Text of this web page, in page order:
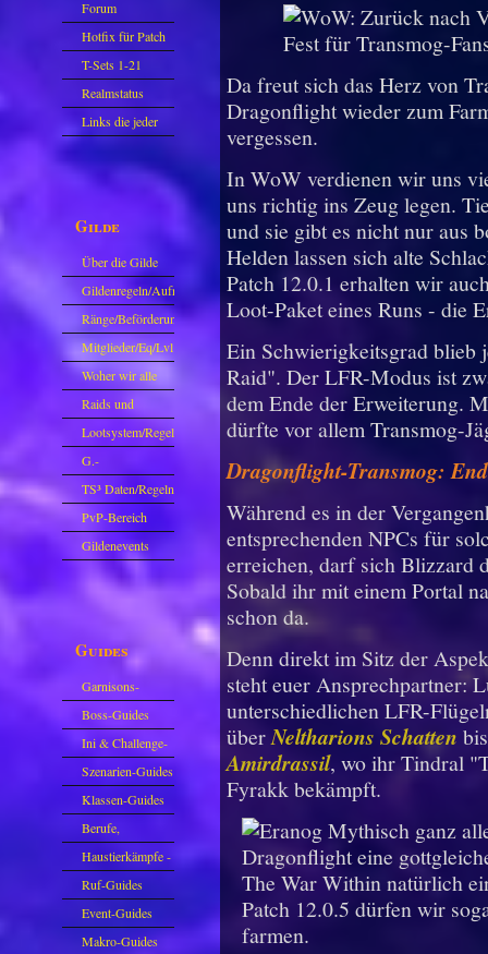
Forum
Hotfix für Patch
11.X
T-Sets 1-21
Realmstatus
Links die jeder
Oder nicht?
Gilde
Über die Gilde
(DAW)
Gildenregeln/Aufnahme
Ränge/Beförderungen
Mitglieder/Eq/Lvl
Woher wir alle
kommen.
Raids und
Zubehör
Lootsystem/Regeln
G.-
Sparkasse/Goldleihen
TS³ Daten/Regeln
PvP-Bereich
Gildenevents
Guides
Garnisons-
Guides
Boss-Guides
Ini & Challenge-
Guides
Szenarien-Guides
Klassen-Guides
Berufe,
Farmkarten und
Haustiere
Haustierkämpfe -
Guide
Ruf-Guides
Event-Guides
Makro-Guides
Da freut sich das Herz von
Dragonflight wieder zum
vergessen.
In WoW verdienen wir uns
uns richtig ins Zeug legen.
und sie gibt es nicht nur aus
Helden lassen sich alte
Patch 12.0.1 erhalten wir
Loot-Paket eines Runs - die
Ein Schwierigkeitsgrad blieb
Raid". Der LFR-Modus ist
dem Ende der Erweiterung.
dürfte vor allem Transmog-
Dragonflight-Transmog:
Während es in der
entsprechenden NPCs für
erreichen, darf sich Blizzard
Sobald ihr mit einem Portal
schon da.
Denn direkt im Sitz der
steht euer Ansprechpartner:
unterschiedlichen LFR-
überNeltharions Schatten
Amirdrassil, wo ihr Tindral
Fyrakk bekämpft.